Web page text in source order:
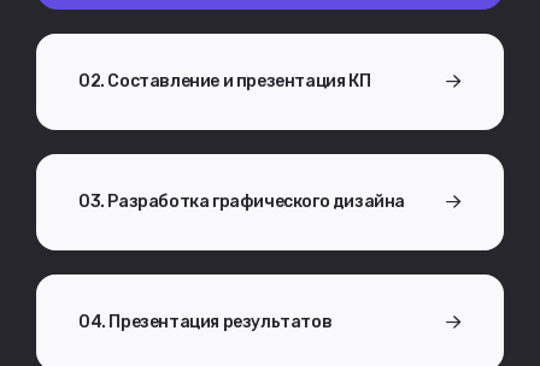
02. Составление и презентация КП
03. Разработка графического дизайна
04. Презентация результатов